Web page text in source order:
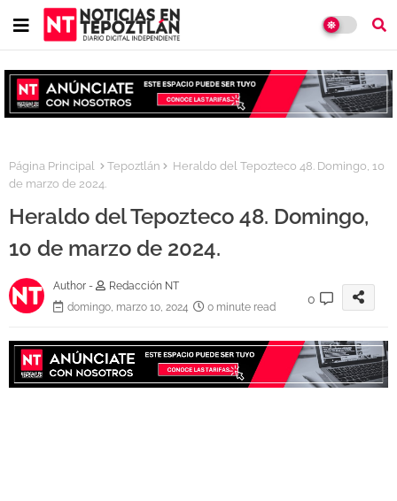
Página Principal Tepoztlán
Heraldo del Tepozteco 48. Domingo, 10
de marzo de 2024.
Heraldo del Tepozteco 48. Domingo,
10 de marzo de 2024.
Author -
Redacción NT
domingo, marzo 10, 2024
0 minute read
0